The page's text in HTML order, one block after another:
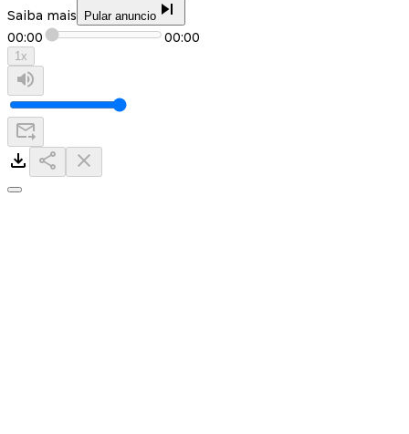
Saiba mais Pular anuncio
00:00 00:00
1x